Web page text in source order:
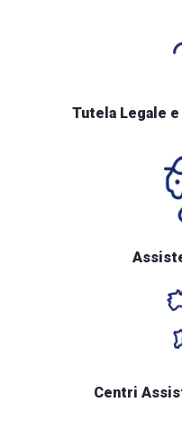
Tutela Legale
Centri